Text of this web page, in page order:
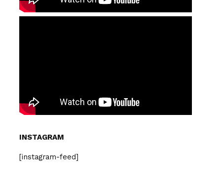
INSTAGRAM
[instagram-feed]